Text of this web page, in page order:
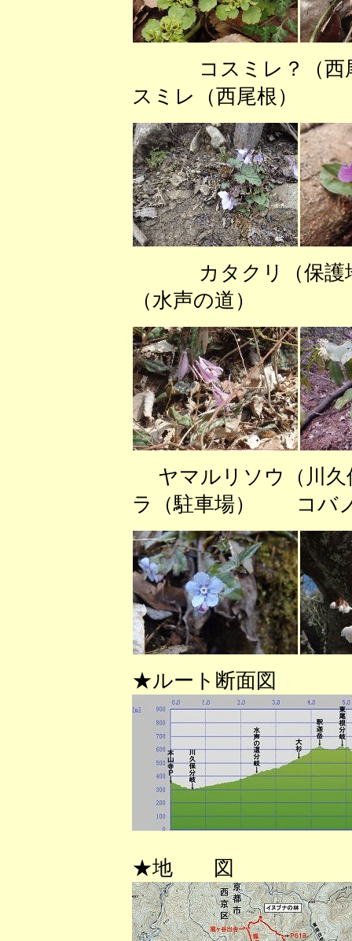
コスミレ？
スミレ（西尾根
カタクリ（
（水声の道）
ヤマルリソウ（川
ラ（駐車場） コバノ
★ルート断面図
★地 図